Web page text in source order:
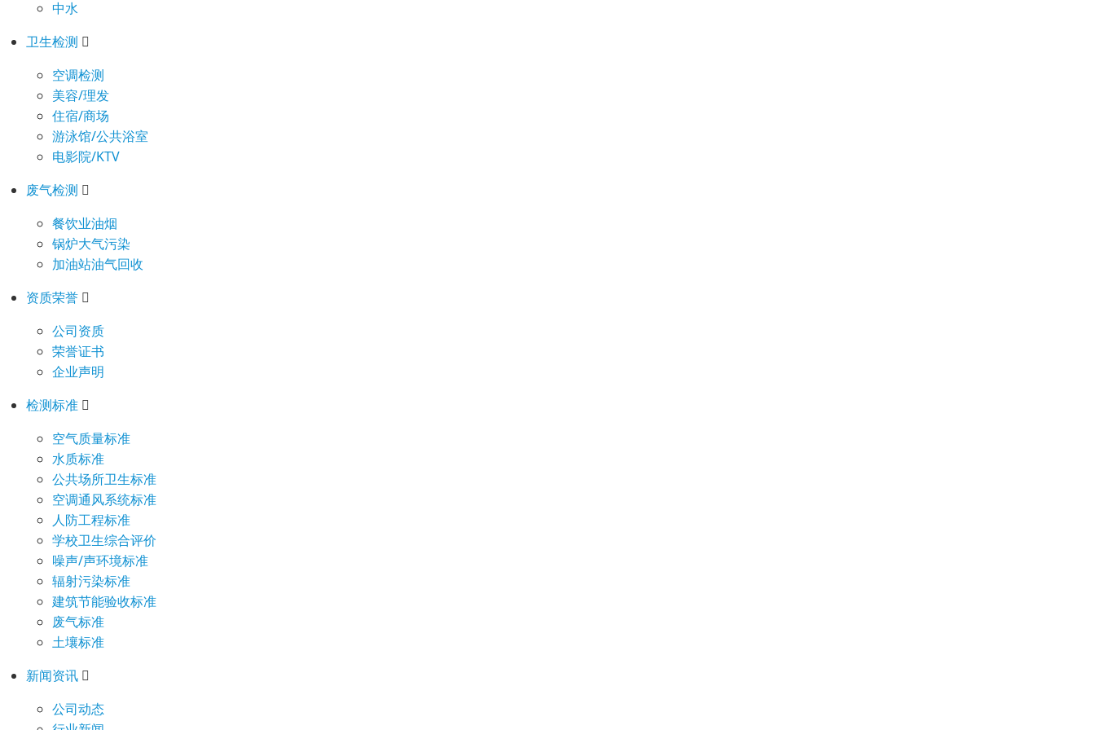
中水
卫生检测
空调检测
美容/理发
住宿/商场
游泳馆/公共浴室
电影院/KTV
废气检测
餐饮业油烟
锅炉大气污染
加油站油气回收
资质荣誉
公司资质
荣誉证书
企业声明
检测标准
空气质量标准
水质标准
公共场所卫生标准
空调通风系统标准
人防工程标准
学校卫生综合评价
噪声/声环境标准
辐射污染标准
建筑节能验收标准
废气标准
土壤标准
新闻资讯
公司动态